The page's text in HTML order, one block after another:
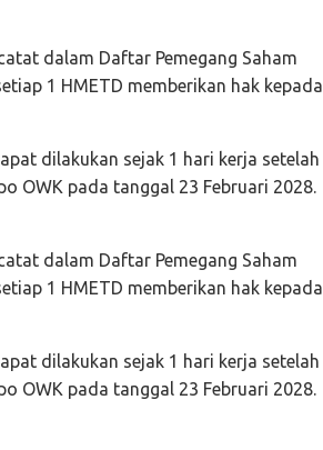
dalam Daftar Pemegang Saham
1 HMETD memberikan hak kepada
dilakukan sejak 1 hari kerja setelah
OWK pada tanggal 23 Februari 2028.
dalam Daftar Pemegang Saham
1 HMETD memberikan hak kepada
dilakukan sejak 1 hari kerja setelah
OWK pada tanggal 23 Februari 2028.